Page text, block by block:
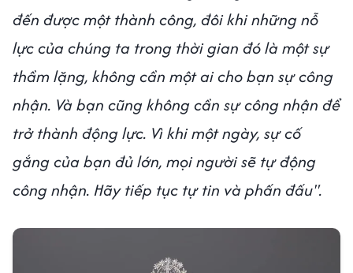
đến được một thành công, đôi khi những nỗ
lực của chúng ta trong thời gian đó là một sự
thầm lặng, không cần một ai cho bạn sự công
nhận. Và bạn cũng không cần sự công nhận để
trở thành động lực. Vì khi một ngày, sự cố
gắng của bạn đủ lớn, mọi người sẽ tự động
công nhận. Hãy tiếp tục tự tin và phấn đấu".